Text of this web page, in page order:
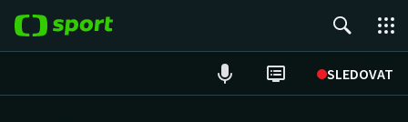
SLEDOVAT